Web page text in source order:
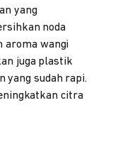
yang
noda
aroma wangi
juga plastik
yang sudah rapi.
citra